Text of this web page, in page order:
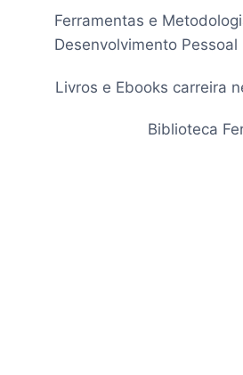
Conteúdo
Ferramentas e
Desenvolvimento Pessoal
Livros e Ebooks carreira
Biblioteca